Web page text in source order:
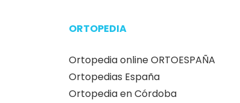
ORTOPEDIA
Ortopedia online ORTOESPAÑA
Ortopedias España
Ortopedia en Córdoba